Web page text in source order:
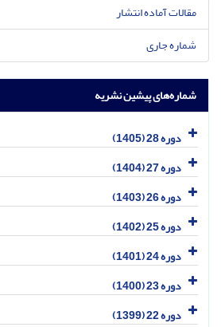
مقالات آماده انتشار
شماره جاری
شماره‌های پیشین نشریه
دوره 28 (1405)
دوره 27 (1404)
دوره 26 (1403)
دوره 25 (1402)
دوره 24 (1401)
دوره 23 (1400)
دوره 22 (1399)